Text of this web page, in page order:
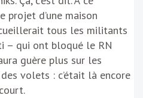
projet d’une maison
tous les militants
– qui ont bloqué le RN
guère plus sur les
volets : c’était là encore